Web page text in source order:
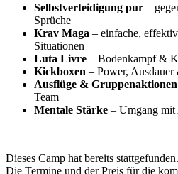
Selbstverteidigung pur –
Sprüche
Krav Maga – einfache,
Situationen
Luta Livre – Bodenkampf &
Kickboxen – Power,
Ausflüge & Gruppenaktionen
Team
Mentale Stärke – Umgang
Dieses Camp hat bereits stattgefunden.
Die Termine und der Preis für die